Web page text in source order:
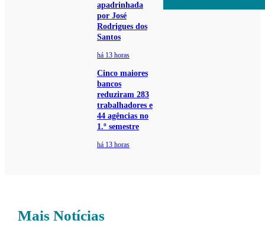
apadrinhada
por José
Rodrigues dos
Santos
há 13 horas
Cinco maiores
bancos
reduziram 283
trabalhadores e
44 agências no
1.º semestre
há 13 horas
Mais Notícias